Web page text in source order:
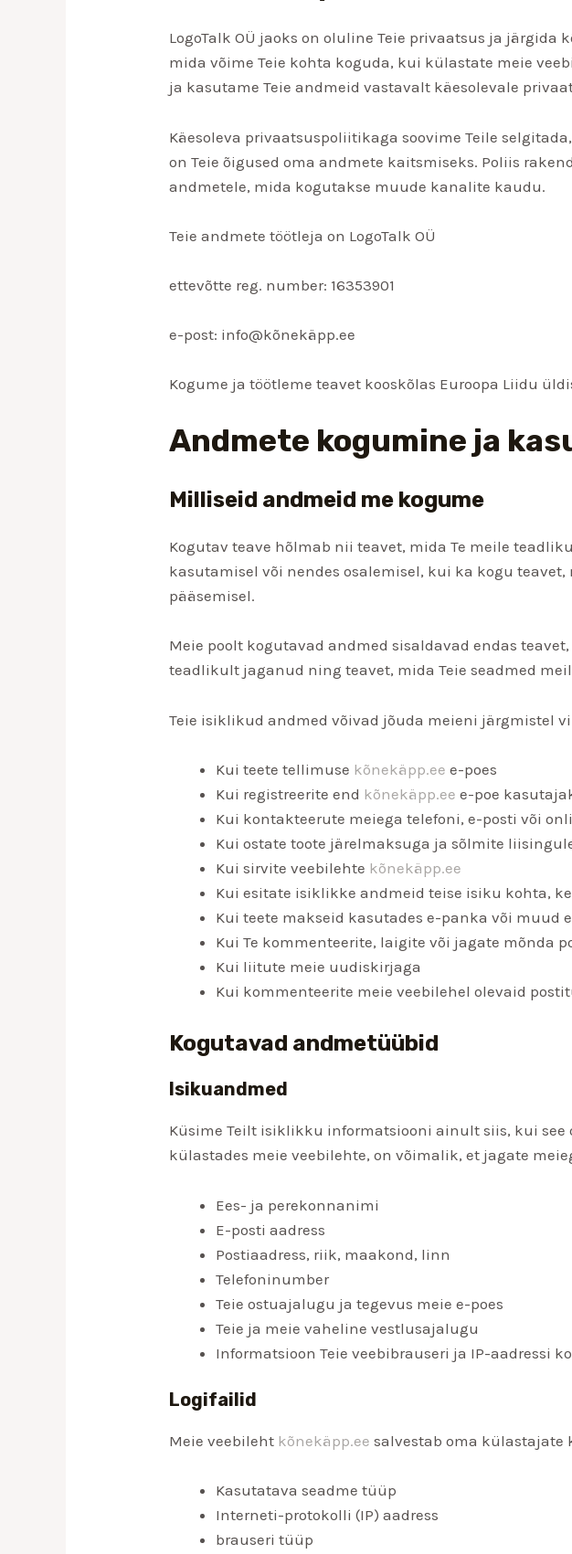
LogoTalk OÜ jaoks on oluline Teie privaatsus ja
mida võime Teie kohta koguda, kui külastate meie
ja kasutame Teie andmeid vastavalt käesolevale
Käesoleva privaatsuspoliitikaga soovime Teile
on Teie õigused oma andmete kaitsmiseks. Poliis
andmetele, mida kogutakse muude kanalite kaudu.
Teie andmete töötleja on LogoTalk OÜ
ettevõtte reg. number: 16353901
e-post: info@kõnekäpp.ee
Kogume ja töötleme teavet kooskõlas Euroopa Liidu
Andmete kogumine ja
Milliseid andmeid me kogume
Kogutav teave hõlmab nii teavet, mida Te meile
kasutamisel või nendes osalemisel, kui ka kogu
pääsemisel.
Meie poolt kogutavad andmed sisaldavad endas
teadlikult jaganud ning teavet, mida Teie seadmed
Teie isiklikud andmed võivad jõuda meieni järgmistel
Kui teete tellimuse kõnekäpp.ee e-poes
Kui registreerite end kõnekäpp.ee e-poe
Kui kontakteerute meiega telefoni, e-posti või
Kui ostate toote järelmaksuga ja sõlmite
Kui sirvite veebilehte kõnekäpp.ee
Kui esitate isiklikke andmeid teise isiku kohta,
Kui teete makseid kasutades e-panka või muud
Kui Te kommenteerite, laigite või jagate mõnda
Kui liitute meie uudiskirjaga
Kui kommenteerite meie veebilehel olevaid
Kogutavad andmetüübid
Isikuandmed
Küsime Teilt isiklikku informatsiooni ainult siis, kui see
külastades meie veebilehte, on võimalik, et jagate
Ees- ja perekonnanimi
E-posti aadress
Postiaadress, riik, maakond, linn
Telefoninumber
Teie ostuajalugu ja tegevus meie e-poes
Teie ja meie vaheline vestlusajalugu
Informatsioon Teie veebibrauseri ja IP-aadressi
Logifailid
Meie veebileht kõnekäpp.ee salvestab oma külastajate
Kasutatava seadme tüüp
Interneti-protokolli (IP) aadress
brauseri tüüp